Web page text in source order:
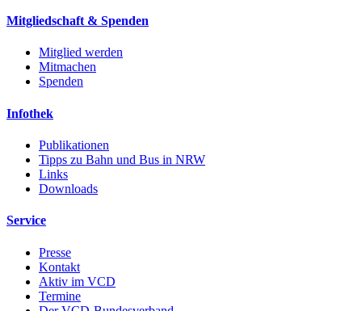
Mitgliedschaft & Spenden
Mitglied werden
Mitmachen
Spenden
Infothek
Publikationen
Tipps zu Bahn und Bus in NRW
Links
Downloads
Service
Presse
Kontakt
Aktiv im VCD
Termine